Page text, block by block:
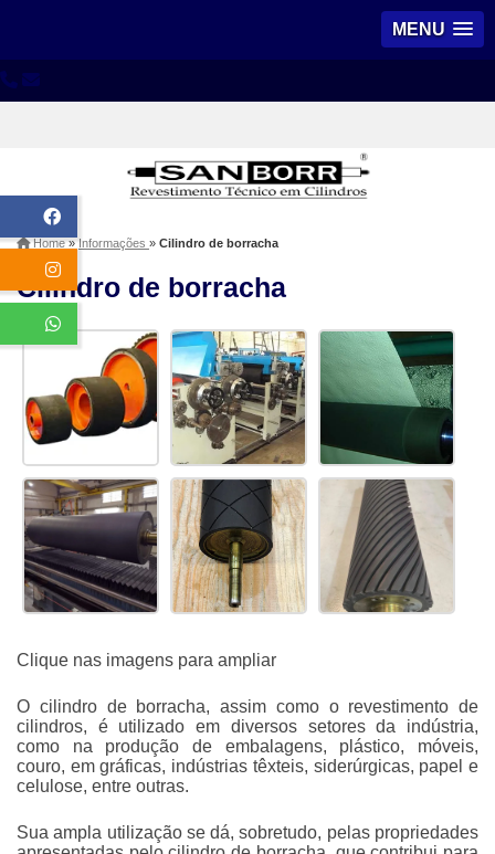
MENU
Home»Informações » Cilindro de borracha
Cilindro de borracha
Clique nas imagens para ampliar
O cilindro de borracha, assim como o revestimento de
cilindros, é utilizado em diversos setores da indústria,
como na produção de embalagens, plástico, móveis,
couro, em gráficas, indústrias têxteis, siderúrgicas, papel e
celulose, entre outras.
Sua ampla utilização se dá, sobretudo, pelas propriedades